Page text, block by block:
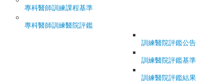
專科醫師訓練課程基準
專科醫師訓練醫院評鑑
訓練醫院評鑑公告
訓練醫院評鑑基準
訓練醫院評鑑結果